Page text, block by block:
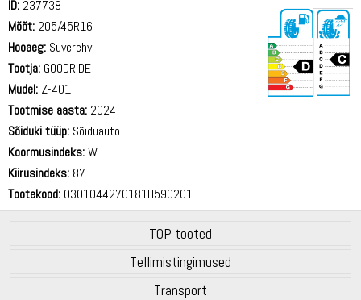
ID: 237738
Mõõt: 205/45R16
Hooaeg: Suverehv
Tootja: GOODRIDE
Mudel: Z-401
Tootmise aasta: 2024
Sõiduki tüüp: Sõiduauto
Koormusindeks:W
Kiirusindeks: 87
Tootekood: 0301044270181H590201
TOP tooted
Tellimistingimused
Transport